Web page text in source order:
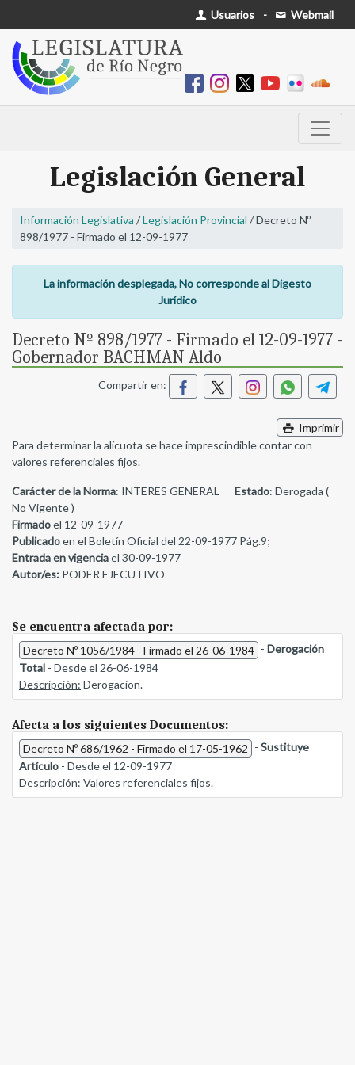
Usuarios - Webmail
Legislación General
Información Legislativa /Legislación Provincial / Decreto Nº
898/1977 - Firmado el 12-09-1977
La información desplegada, No corresponde al Digesto
Jurídico
Decreto Nº 898/1977 - Firmado el 12-09-1977 -
Gobernador BACHMAN Aldo
Compartir en:
Imprimir
Para determinar la alícuota se hace imprescindible contar con
valores referenciales fijos.
Carácter de la Norma: INTERES GENERAL Estado: Derogada (
No Vigente )
Firmadoel 12-09-1977
Publicadoen el Boletín Oficial del 22-09-1977 Pág.9;
Entrada en vigenciael 30-09-1977
Autor/es: PODER EJECUTIVO
Se encuentra afectada por:
Decreto Nº 1056/1984 - Firmado el 26-06-1984 - Derogación
Total - Desde el 26-06-1984
Descripción: Derogacion.
Afecta a los siguientes Documentos:
Decreto Nº 686/1962 - Firmado el 17-05-1962 - Sustituye
Artículo - Desde el 12-09-1977
Descripción: Valores referenciales fijos.